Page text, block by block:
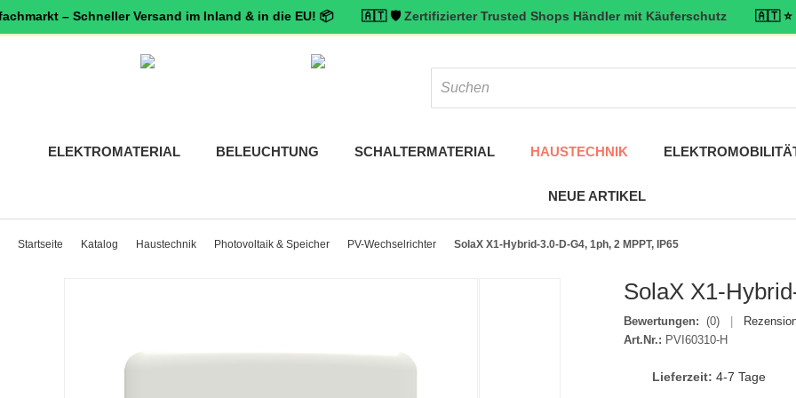
– Schneller Versand im Inland & in die EU! 📦 🇦🇹 🛡️ Zertifizierter Trusted Shops Händler mit Käuferschutz🇦🇹 ⭐ Top
ELEKTROMATERIAL BELEUCHTUNG SCHALTERMATERIAL HAUSTECHNIK
NEUE ARTIKEL
Startseite Katalog Haustechnik Photovoltaik & Speicher PV-Wechselrichter SolaX X1-Hybrid-3.0-D-G4, 1ph, 2 MPPT, IP65
SolaX X1-
Bewertungen: (0)
Art.Nr.: PVI60310-H
Lieferzeit: 4-7 Tage